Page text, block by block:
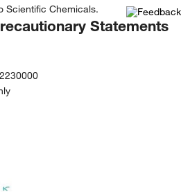
Scientific Chemicals.
Statements